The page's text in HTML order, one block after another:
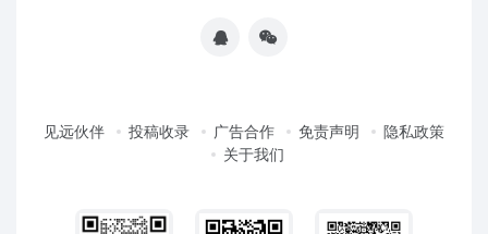
见远伙伴 投稿收录 广告合作 免责声明
隐私政策
关于我们